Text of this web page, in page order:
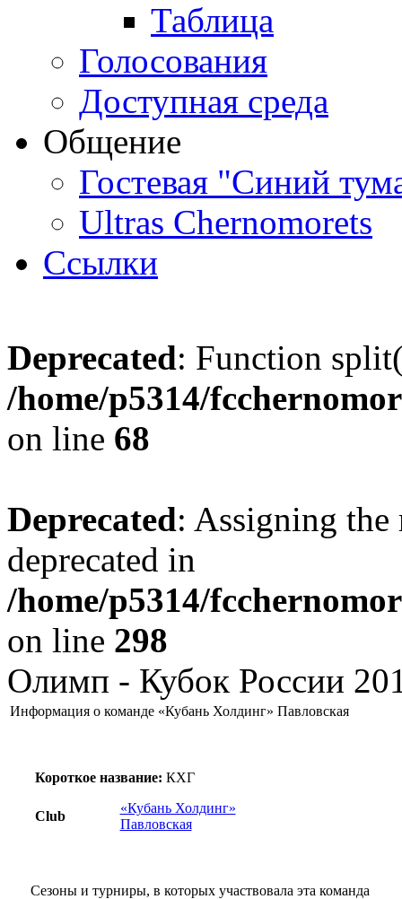
Таблица
Голосования
Доступная среда
Общение
Гостевая "Синий
Ultras Chernomorets
Ссылки
Deprecated: Function
/home/p5314/
on line 68
Deprecated: Assigning the
deprecated in
/home/p5314/
on line 298
Олимп - Кубок России
Информация о команде «Кубань Холдинг» Павловская
Короткое название: КХГ
Club
«Кубань Холдинг»
Павловская
Сезоны и турниры, в которых участвовала эта команда